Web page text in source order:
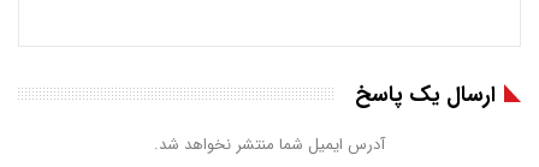
ارسال یک پاسخ
آدرس ایمیل شما منتشر نخواهد شد.